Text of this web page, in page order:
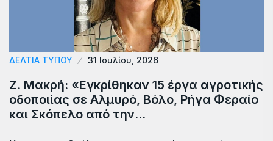
ΔΕΛΤΙΑ ΤΥΠΟΥ 31 Ιουλίου, 2026
Ζ. Μακρή: «Εγκρίθηκαν 15 έργα αγροτικής
οδοποιίας σε Αλμυρό, Βόλο, Ρήγα Φεραίο
και Σκόπελο από την…